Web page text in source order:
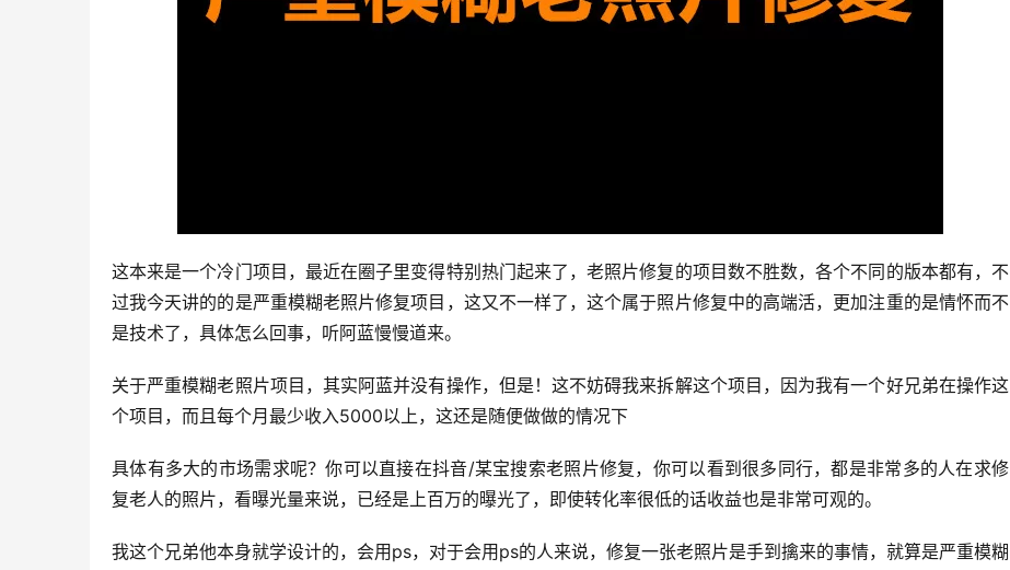
这本来是一个冷门项目，最近在圈子里变得特别热门起来了，老照片修复的项目数不胜数，各个不同的版本都有，不
过我今天讲的的是严重模糊老照片修复项目，这又不一样了，这个属于照片修复中的高端活，更加注重的是情怀而不
是技术了，具体怎么回事，听阿蓝慢慢道来。
关于严重模糊老照片项目，其实阿蓝并没有操作，但是！这不妨碍我来拆解这个项目，因为我有一个好兄弟在操作这
个项目，而且每个月最少收入5000以上，这还是随便做做的情况下
具体有多大的市场需求呢？你可以直接在抖音/某宝搜索老照片修复，你可以看到很多同行，都是非常多的人在求修
复老人的照片，看曝光量来说，已经是上百万的曝光了，即使转化率很低的话收益也是非常可观的。
我这个兄弟他本身就学设计的，会用ps，对于会用ps的人来说，修复一张老照片是手到擒来的事情，就算是严重模糊